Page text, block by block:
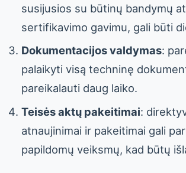
susijusios su būtinų bandymų
sertifikavimo gavimu, gali būti
Dokumentacijos valdymas:
palaikyti visą techninę
pareikalauti daug laiko.
Teisės aktų pakeitimai:
atnaujinimai ir pakeitimai gali
papildomų veiksmų, kad būtų